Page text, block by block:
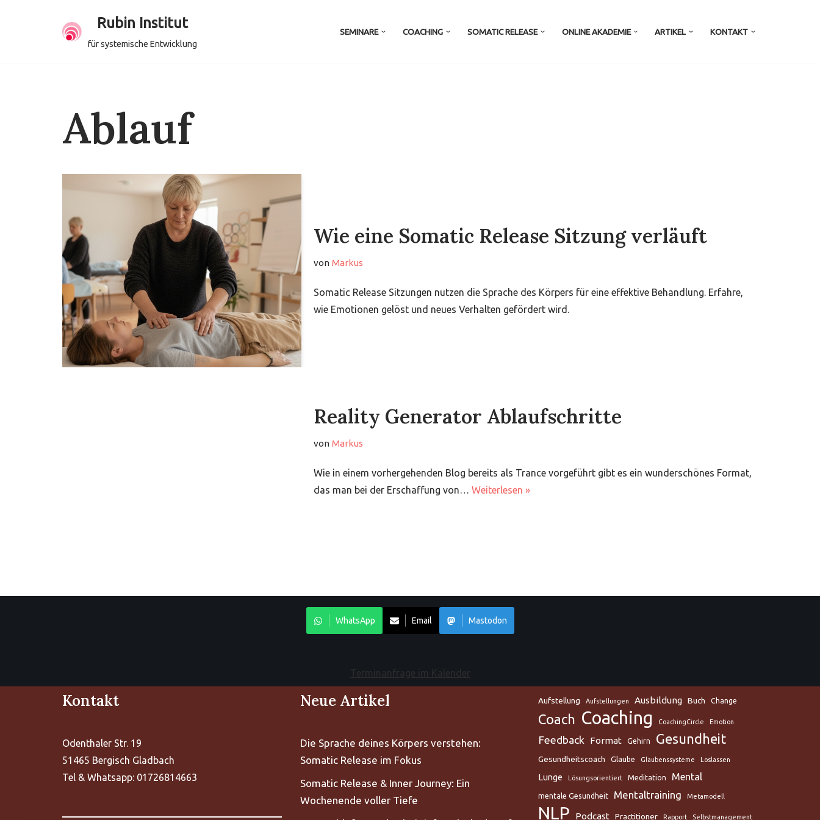
Rubin Institut
für systemische Entwicklung
SEMINARE COACHING SOMATIC RELEASE ONLINE AKADEMIE ARTIKEL KONTAKT
Ablauf
Wie eine Somatic Release Sitzung verläuft
von Markus
Somatic Release Sitzungen nutzen die Sprache des Körpers für eine effektive Behandlung. Erfahre,
wie Emotionen gelöst und neues Verhalten gefördert wird.
Reality Generator Ablaufschritte
von Markus
Wie in einem vorhergehenden Blog bereits als Trance vorgeführt gibt es ein wunderschönes Format,
das man bei der Erschaffung von… Weiterlesen »
WhatsApp Email Mastodon
Terminanfrage im Kalender
Kontakt
Odenthaler Str. 19
51465 Bergisch Gladbach
Tel & Whatsapp: 01726814663
Neue Artikel
Die Sprache deines Körpers verstehen:
Somatic Release im Fokus
Somatic Release & Inner Journey: Ein
Wochenende voller Tiefe
Aufstellung Aufstellungen Ausbildung Buch Change
Coach Coaching CoachingCircle Emotion
Feedback Format Gehirn Gesundheit
Gesundheitscoach Glaube Glaubenssysteme Loslassen
Lunge Lösungsorientiert Meditation Mental
mentale Gesundheit Mentaltraining Metamodell
NLP Podcast Practitioner Rapport Selbstmanagement